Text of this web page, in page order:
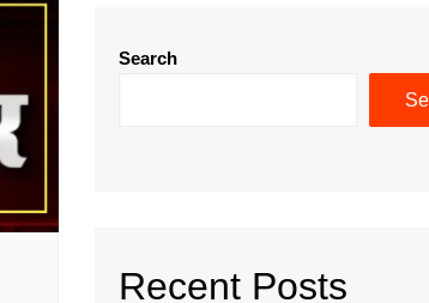
Search
Recent Posts